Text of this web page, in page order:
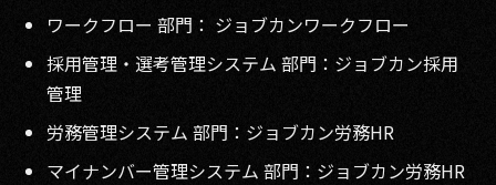
2013
2012
2010
ワークフロー 部門： ジョブカンワークフロー
採用管理・選考管理システム 部門：ジョブカン採用
管理
労務管理システム 部門：ジョブカン労務HR
マイナンバー管理システム 部門：ジョブカン労務HR